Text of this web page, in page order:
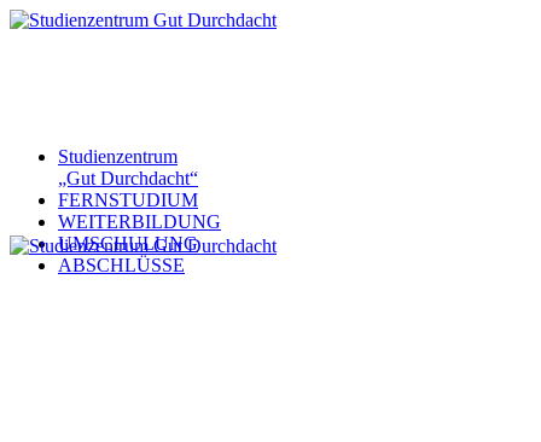
Studienzentrum
„Gut Durchdacht“
FERNSTUDIUM
WEITERBILDUNG
UMSCHULUNG
ABSCHLÜSSE